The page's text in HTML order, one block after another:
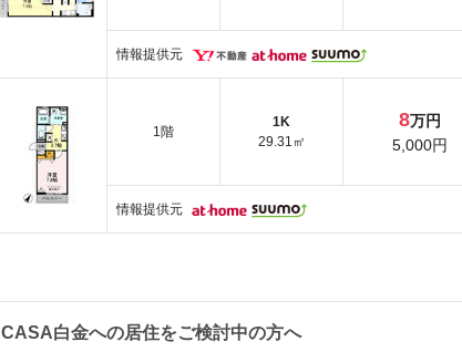
情報提供元
1階
1K
29.31㎡
8万円
5,000円
情報提供元
CASA白金への居住をご検討中の方へ